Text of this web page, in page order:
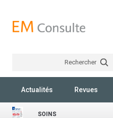
Rechercher
Actualités Revues
SOINS